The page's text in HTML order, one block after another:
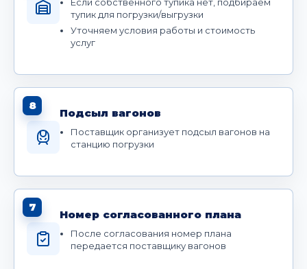
тупик для погрузки/выгрузки
Уточняем условия работы и стоимость
услуг
8
Подсыл вагонов
Поставщик организует подсыл вагонов на
станцию погрузки
7
Номер согласованного плана
После согласования номер плана
передается поставщику вагонов